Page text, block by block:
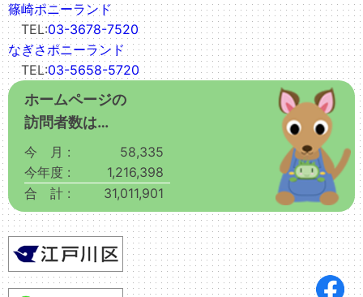
篠崎ポニーランド
TEL:03-3678-7520
なぎさポニーランド
TEL:03-5658-5720
ホームページの
訪問者数は…
今 月 :
58,335
今年度 :
1,216,398
合 計 :
31,011,901